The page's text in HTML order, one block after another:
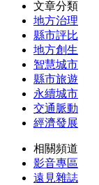
文章分類
地方治理
縣市評比
地方創生
智慧城市
縣市旅遊
永續城市
交通脈動
經濟發展
相關頻道
影音專區
遠見雜誌